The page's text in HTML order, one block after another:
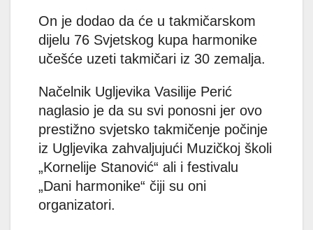
On je dodao da će u takmičarskom
dijelu 76 Svjetskog kupa harmonike
učešće uzeti takmičari iz 30 zemalja.
Načelnik Ugljevika Vasilije Perić
naglasio je da su svi ponosni jer ovo
prestižno svjetsko takmičenje počinje
iz Ugljevika zahvaljujući Muzičkoj školi
„Kornelije Stanović“ ali i festivalu
„Dani harmonike“ čiji su oni
organizatori.